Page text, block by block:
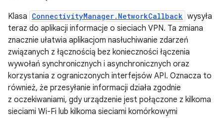
Klasa ConnectivityManager.NetworkCallback wysyła
teraz do aplikacji informacje o sieciach VPN. Ta zmiana
znacznie ułatwia aplikacjom nasłuchiwanie zdarzeń
związanych z łącznością bez konieczności łączenia
wywołań synchronicznych i asynchronicznych oraz
korzystania z ograniczonych interfejsów API. Oznacza to
również, że przesyłanie informacji działa zgodnie
z oczekiwaniami, gdy urządzenie jest połączone z kilkoma
sieciami Wi-Fi lub kilkoma sieciami komórkowymi